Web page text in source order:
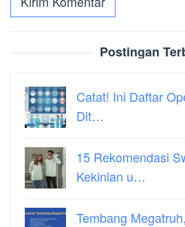
Postingan
Catat! Ini Daftar
Dit…
15 Rekomendasi
Kekinian u…
Tembang